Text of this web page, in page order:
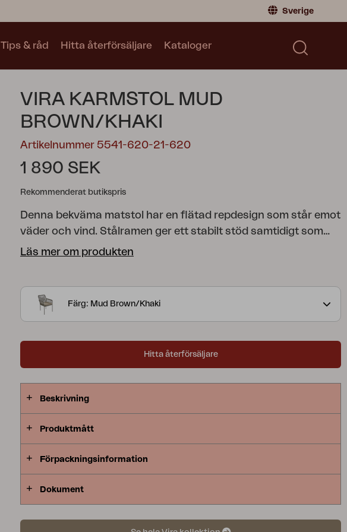
Sverige
Privatperson
Trolly
Lomma
Kataloger
Tips & råd Hitta återförsäljare Kataloger
VIRA KARMSTOL MUD
BROWN/KHAKI
Artikelnummer 5541-620-21-620
1 890 SEK
Rekommenderat butikspris
Denna bekväma matstol har en flätad repdesign som står emot
väder och vind. Stålramen ger ett stabilt stöd samtidigt som
den motstår rost och korrosion, vilket säkerställer långvarig
toner, och inbjuder dig att slappna av. Sittdyna ingår för extra
komfort.
Läs mer om produkten
Färg: Mud Brown/Khaki
Hitta återförsäljare
Beskrivning
Produktmått
Förpackningsinformation
Dokument